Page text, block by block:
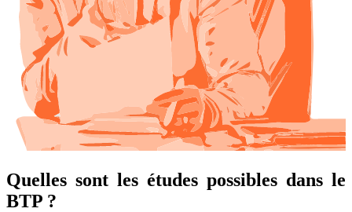
Quelles sont les études possibles dans le
BTP ?